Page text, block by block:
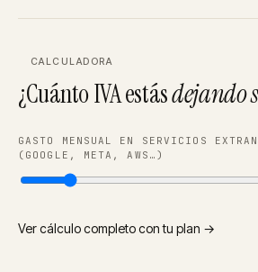
CALCULADORA
¿Cuánto IVA estásdejando
GASTO MENSUAL EN SERVICIOS
(GOOGLE, META, AWS…)
Ver cálculo completo con tu plan →